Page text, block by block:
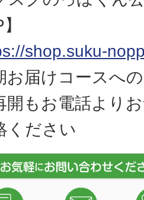
shop.suku-
届けコースへ
開もお電話より
ください